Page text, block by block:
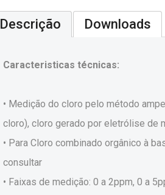
Descrição Downloads
Caracteristicas técnicas:
• Medição do cloro pelo método
cloro), cloro gerado por eletrólise de
• Para Cloro combinado orgânico à
consultar
• Faixas de medição: 0 a 2ppm, 0 a